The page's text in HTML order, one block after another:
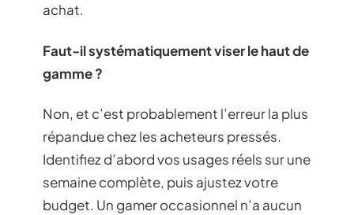
achat.
Faut-il systématiquement viser le haut de
gamme ?
Non, et c’est probablement l’erreur la plus
répandue chez les acheteurs pressés.
Identifiez d’abord vos usages réels sur une
semaine complète, puis ajustez votre
budget. Un gamer occasionnel n’a aucun